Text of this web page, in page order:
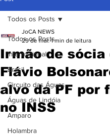
Todos os Posts
Internacional
Brasil
Circuito das Águas
Águas de Lindóia
Amparo
Holambra
Todos os Posts
Irmão de sócia
Flávio
alvo da PF por
no INSS
JoCA NEWS
29 de mai. 1 min de leitura